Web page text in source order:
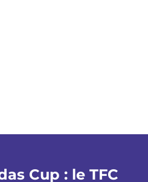
Cup : le TFC